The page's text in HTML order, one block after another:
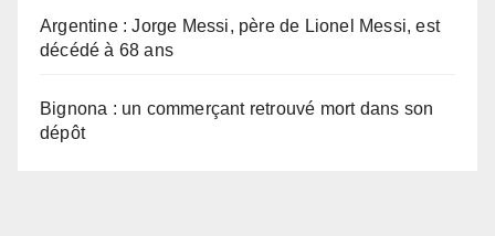
Argentine : Jorge Messi, père de Lionel Messi, est
décédé à 68 ans
Bignona : un commerçant retrouvé mort dans son
dépôt